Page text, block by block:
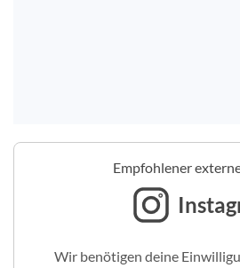
Empfohlener
Wir benötigen deine